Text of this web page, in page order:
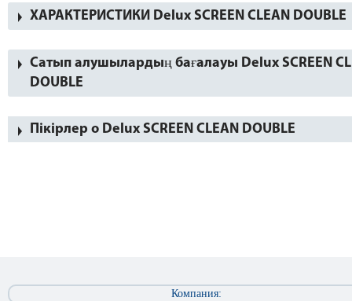
ХАРАКТЕРИСТИКИ Delux SCREEN CLEAN DOUBLE
Сатып алушылардың бағалауы Delux SCREEN
DOUBLE
Пікірлер о Delux SCREEN CLEAN DOUBLE
Компания: